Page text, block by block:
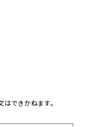
できかねます。